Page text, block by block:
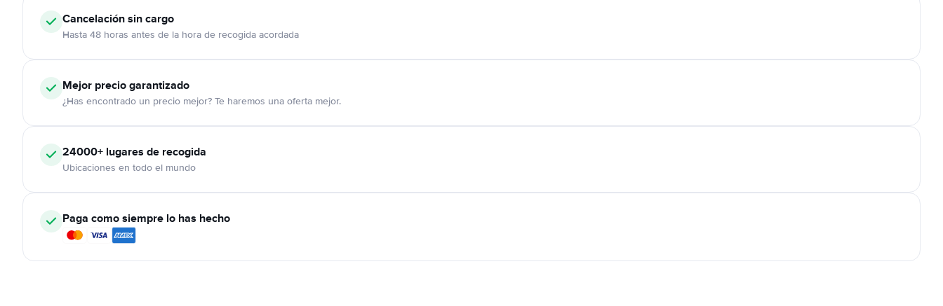
Cancelaciónsin cargo
Hasta 48 horas antes de la hora de recogida acordada
Mejor precio garantizado
¿Has encontrado un precio mejor? Te haremos una oferta mejor.
24000+ lugares de recogida
Ubicaciones en todo el mundo
Paga como siempre lo has hecho